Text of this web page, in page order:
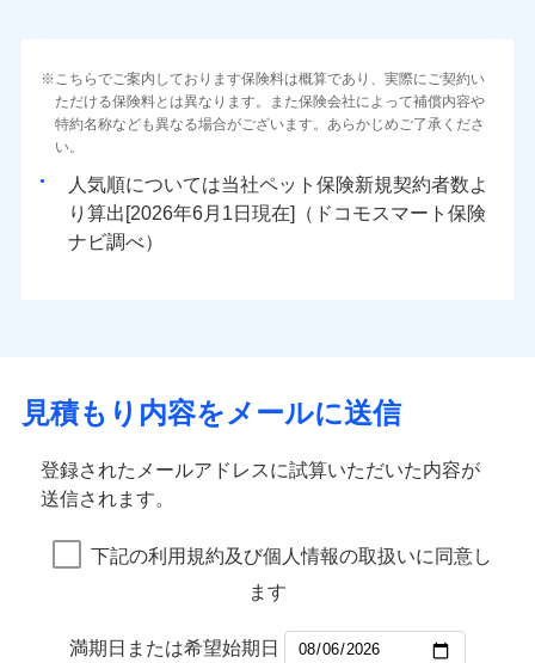
こちらでご案内しております保険料は概算であり、実際にご契約い
ただける保険料とは異なります。また保険会社によって補償内容や
特約名称なども異なる場合がございます。あらかじめご了承くださ
い。
人気順については当社
新規契約者数よ
り算出[
年 月
日現在]（ドコモスマート保険
ナビ調べ）
見積もり内容をメールに送信
登録されたメールアドレスに試算いただいた内容が
送信されます。
下記の利用規約及び個人情報の取扱いに同意し
ます
満期日または希望始期日